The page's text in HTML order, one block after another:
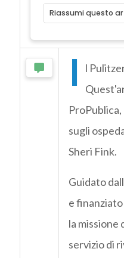
Riassumi questo
I
l
sugli
Sheri Fink.
Guidato
e
la missione
servizio di